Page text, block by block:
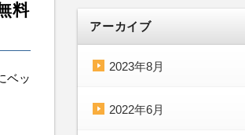
料
ベッ
アーカイブ
2023年8月
2022年6月